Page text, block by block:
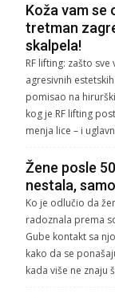
Koža vam se
tretman
skalpela!
RF lifting: zašto
agresivnih
pomisao na
kog je RF lifting
menja lice – i
Žene posle
nestala,
Ko je odlučio da
radoznala prema
Gube kontakt sa
kako da se
kada više ne znaju